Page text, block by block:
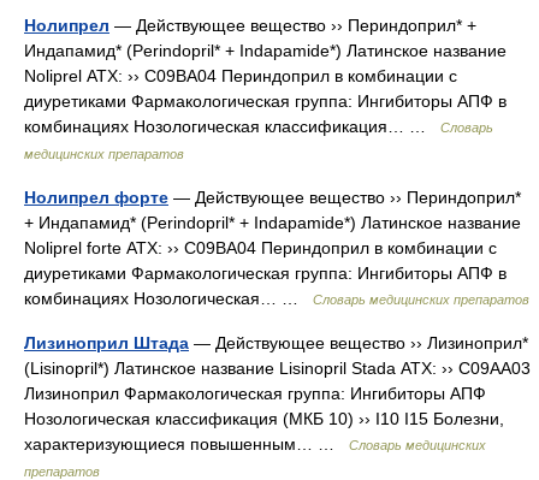
Нолипрел — Действующее вещество ›› Периндоприл* +
Индапамид* (Perindopril* + Indapamide*) Латинское название
Noliprel АТХ: ›› C09BA04 Периндоприл в комбинации с
диуретиками Фармакологическая группа: Ингибиторы АПФ в
комбинациях Нозологическая классификация… …
Словарь
медицинских препаратов
Нолипрел форте — Действующее вещество ›› Периндоприл*
+ Индапамид* (Perindopril* + Indapamide*) Латинское название
Noliprel forte АТХ: ›› C09BA04 Периндоприл в комбинации с
диуретиками Фармакологическая группа: Ингибиторы АПФ в
комбинациях Нозологическая… …
Словарь медицинских препаратов
Лизиноприл Штада — Действующее вещество ›› Лизиноприл*
(Lisinopril*) Латинское название Lisinopril Stada АТХ: ›› C09AA03
Лизиноприл Фармакологическая группа: Ингибиторы АПФ
Нозологическая классификация (МКБ 10) ›› I10 I15 Болезни,
характеризующиеся повышенным… …
Словарь медицинских
препаратов